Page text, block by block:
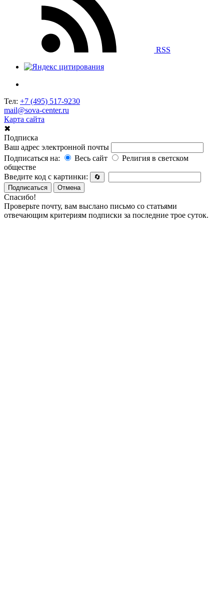
RSS
Тел: +7 (495) 517-9230
mail@sova-center.ru
Карта сайта
✖
Подписка
Ваш адрес электронной почты
Подписаться на:
Весь сайт
Религия в светском
обществе
Введите код с картинки:
🔄
Подписаться
Отмена
Спасибо!
Проверьте почту, вам выслано письмо со статьями
отвечающим критериям подписки за последние трое суток.